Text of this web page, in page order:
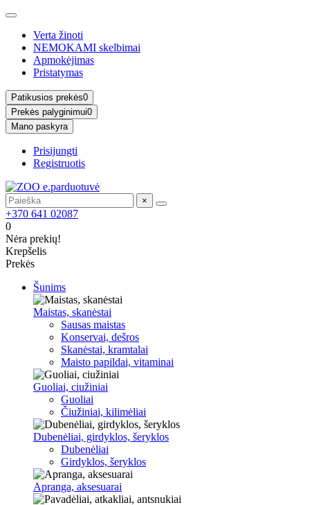
Verta žinoti
NEMOKAMI skelbimai
Apmokėjimas
Pristatymas
Patikusios prekės0
Prekės palyginimui0
Mano paskyra
Prisijungti
Registruotis
×
+370 641 02087
0
Nėra prekių!
Krepšelis
Prekės
Šunims
Maistas, skanėstai
Sausas maistas
Konservai, dešros
Skanėstai, kramtalai
Maisto papildai, vitaminai
Guoliai, ciužiniai
Guoliai
Čiužiniai, kilimėliai
Dubenėliai, girdyklos, šeryklos
Dubenėliai
Girdyklos, šeryklos
Apranga, aksesuarai